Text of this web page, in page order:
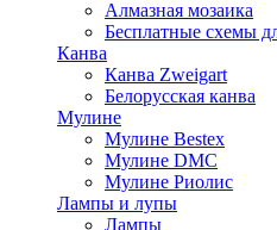
Алмазная мозаика
Бесплатные схемы
Канва
Канва Zweigart
Белорусская канва
Мулине
Мулине Bestex
Мулине DMC
Мулине Риолис
Лампы и лупы
Лампы